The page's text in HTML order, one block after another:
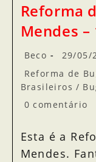
Reforma
Mendes –
Beco
29/05/
Reforma de
Brasileiros /
0 comentário
Esta é a
Mendes.